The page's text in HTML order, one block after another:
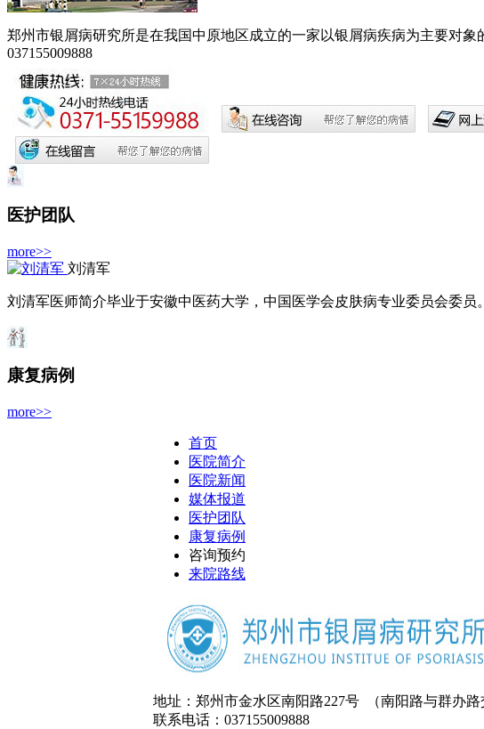
郑州市银屑病研究所是在我国中原地区成立的一家以银屑病疾病为主要对象
037155009888
医护团队
more>>
刘清军
刘清军医师简介毕业于安徽中医药大学，中国医学会皮肤病专业委员会委员
康复病例
more>>
首页
医院简介
医院新闻
媒体报道
医护团队
康复病例
咨询预约
来院路线
地址：郑州市金水区南阳路227号 （南阳路与群办路
联系电话：037155009888